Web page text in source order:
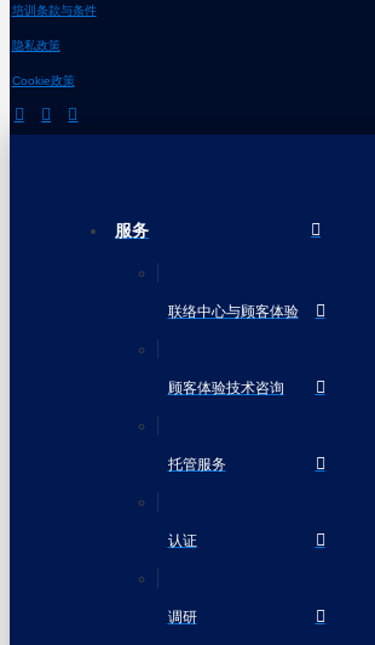
培训条款与条件
隐私政策
Cookie政策
服务
联络中心与顾客体验
顾客体验技术咨询
托管服务
认证
调研